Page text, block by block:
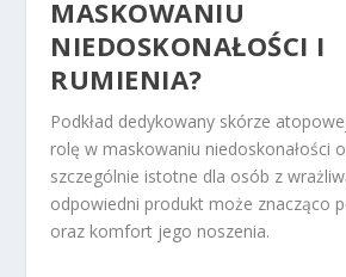
MASKOWANIU
NIEDOSKONAŁOŚCI I
RUMIENIA?
Podkład dedykowany skórze
rolę w maskowaniu niedoskonałości
szczególnie istotne dla osób z
odpowiedni produkt może znacząco
oraz komfort jego noszenia.